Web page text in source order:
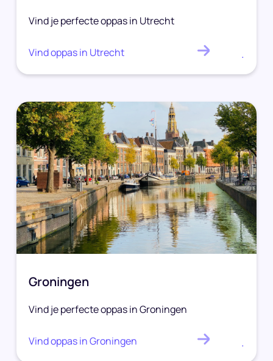
Vind je perfecte oppas in Utrecht
Vind oppas in Utrecht .
Groningen
Vind je perfecte oppas in Groningen
Vind oppas in Groningen .